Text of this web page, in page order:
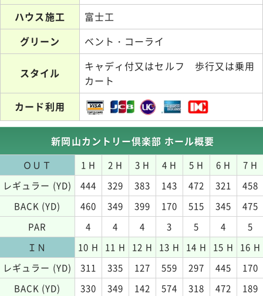
ハウス施工
富士工
グリーン
ベント・コーライ
スタイル
キャディ付又はセルフ 歩行又は乗用
カート
カード利用
新岡山カントリー倶楽部 ホール概要
ＯＵＴ 1 H 2 H 3 H 4 H 5 H 6 H
7 H
レギュラー (YD)
444 329 383 143 472 321
458
BACK (YD)
460 349 399 170 515 345
475
PAR
4 4 4 3 5 4
5
ＩＮ
10 H 11 H 12 H 13 H 14 H 15 H
16 H
レギュラー (YD)
311 335 127 559 297 445
170
BACK (YD)
330 349 142 574 318 472
189